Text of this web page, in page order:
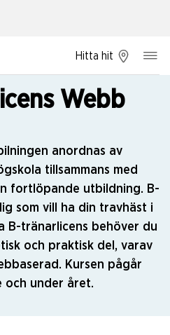
Hitta hit
Webb
anordnas av
tillsammans med
fortlöpande utbildning. B-
som vill ha din travhäst i
B-tränarlicens behöver du
och praktisk del, varav
Kursen pågår
och under året.